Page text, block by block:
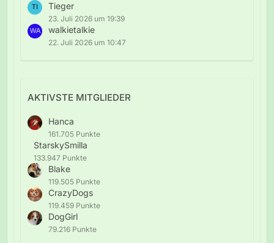
Tieger
23. Juli 2026 um 19:39
walkietalkie
22. Juli 2026 um 10:47
AKTIVSTE MITGLIEDER
Hanca
161.705 Punkte
StarskySmilla
133.947 Punkte
Blake
119.505 Punkte
CrazyDogs
119.459 Punkte
DogGirl
79.216 Punkte